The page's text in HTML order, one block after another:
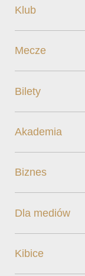
Klub
Mecze
Bilety
Akademia
Biznes
Dla mediów
Kibice